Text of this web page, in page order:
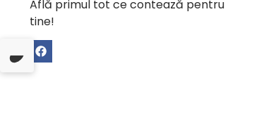
Află primul tot ce contează pentru
tine!